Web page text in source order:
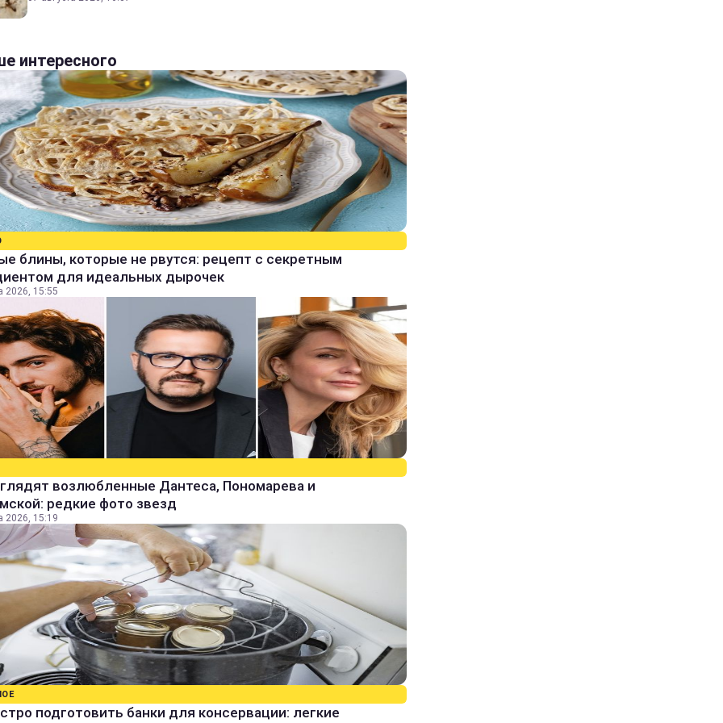
интересного
блины, которые не рвутся: рецепт с секретным
для идеальных дырочек
2026, 15:55
возлюбленные Дантеса, Пономарева и
редкие фото звезд
2026, 15:19
подготовить банки для консервации: легкие